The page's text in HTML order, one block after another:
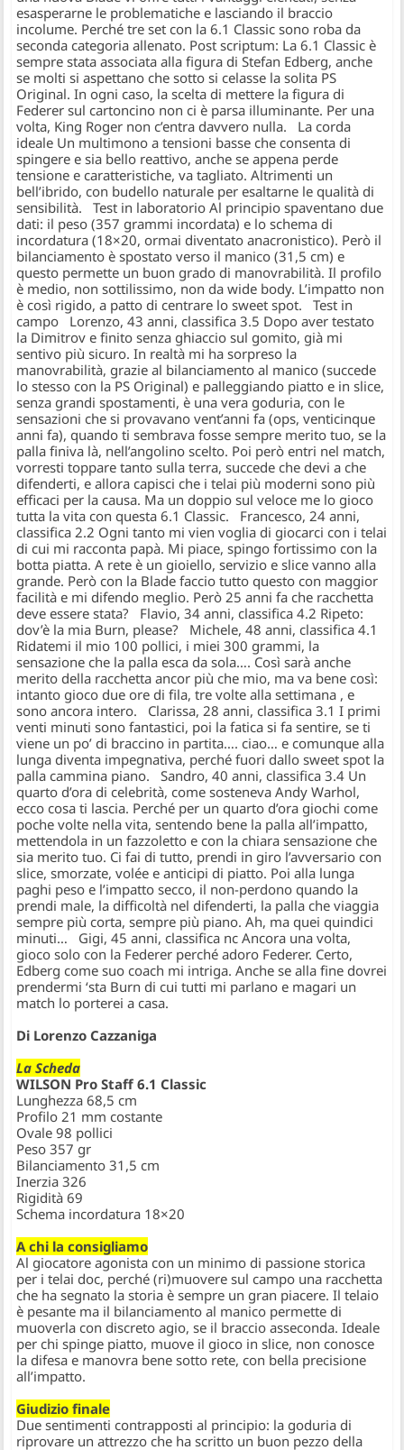
esasperarne le problematiche e lasciando il braccio
incolume. Perché tre set con la 6.1 Classic sono roba da
seconda categoria allenato. Post scriptum: La 6.1 Classic è
sempre stata associata alla figura di Stefan Edberg, anche
se molti si aspettano che sotto si celasse la solita PS
Original. In ogni caso, la scelta di mettere la figura di
Federer sul cartoncino non ci è parsa illuminante. Per una
volta, King Roger non c’entra davvero nulla. La corda
ideale Un multimono a tensioni basse che consenta di
spingere e sia bello reattivo, anche se appena perde
tensione e caratteristiche, va tagliato. Altrimenti un
bell’ibrido, con budello naturale per esaltarne le qualità di
sensibilità. Test in laboratorio Al principio spaventano due
dati: il peso (357 grammi incordata) e lo schema di
incordatura (18×20, ormai diventato anacronistico). Però il
bilanciamento è spostato verso il manico (31,5 cm) e
questo permette un buon grado di manovrabilità. Il profilo
è medio, non sottilissimo, non da wide body. L’impatto non
è così rigido, a patto di centrare lo sweet spot. Test in
campo Lorenzo, 43 anni, classifica 3.5 Dopo aver testato
la Dimitrov e finito senza ghiaccio sul gomito, già mi
sentivo più sicuro. In realtà mi ha sorpreso la
manovrabilità, grazie al bilanciamento al manico (succede
lo stesso con la PS Original) e palleggiando piatto e in slice,
senza grandi spostamenti, è una vera goduria, con le
sensazioni che si provavano vent’anni fa (ops, venticinque
anni fa), quando ti sembrava fosse sempre merito tuo, se la
palla finiva là, nell’angolino scelto. Poi però entri nel match,
vorresti toppare tanto sulla terra, succede che devi a che
difenderti, e allora capisci che i telai più moderni sono più
efficaci per la causa. Ma un doppio sul veloce me lo gioco
tutta la vita con questa 6.1 Classic. Francesco, 24 anni,
classifica 2.2 Ogni tanto mi vien voglia di giocarci con i telai
di cui mi racconta papà. Mi piace, spingo fortissimo con la
botta piatta. A rete è un gioiello, servizio e slice vanno alla
grande. Però con la Blade faccio tutto questo con maggior
facilità e mi difendo meglio. Però 25 anni fa che racchetta
deve essere stata? Flavio, 34 anni, classifica 4.2 Ripeto:
dov’è la mia Burn, please? Michele, 48 anni, classifica 4.1
Ridatemi il mio 100 pollici, i miei 300 grammi, la
sensazione che la palla esca da sola…. Così sarà anche
merito della racchetta ancor più che mio, ma va bene così:
intanto gioco due ore di fila, tre volte alla settimana , e
sono ancora intero. Clarissa, 28 anni, classifica 3.1 I primi
venti minuti sono fantastici, poi la fatica si fa sentire, se ti
viene un po’ di braccino in partita…. ciao… e comunque alla
lunga diventa impegnativa, perché fuori dallo sweet spot la
palla cammina piano. Sandro, 40 anni, classifica 3.4 Un
quarto d’ora di celebrità, come sosteneva Andy Warhol,
ecco cosa ti lascia. Perché per un quarto d’ora giochi come
poche volte nella vita, sentendo bene la palla all’impatto,
mettendola in un fazzoletto e con la chiara sensazione che
sia merito tuo. Ci fai di tutto, prendi in giro l’avversario con
slice, smorzate, volée e anticipi di piatto. Poi alla lunga
paghi peso e l’impatto secco, il non-perdono quando la
prendi male, la difficoltà nel difenderti, la palla che viaggia
sempre più corta, sempre più piano. Ah, ma quei quindici
minuti… Gigi, 45 anni, classifica nc Ancora una volta,
gioco solo con la Federer perché adoro Federer. Certo,
Edberg come suo coach mi intriga. Anche se alla fine dovrei
prendermi ‘sta Burn di cui tutti mi parlano e magari un
match lo porterei a casa.
Di Lorenzo Cazzaniga
La Scheda
WILSON Pro Staff 6.1 Classic
Lunghezza 68,5 cm
Profilo 21 mm costante
Ovale 98 pollici
Peso 357 gr
Bilanciamento 31,5 cm
Inerzia 326
Rigidità 69
Schema incordatura 18×20
A chi la consigliamo
Al giocatore agonista con un minimo di passione storica
per i telai doc, perché (ri)muovere sul campo una racchetta
che ha segnato la storia è sempre un gran piacere. Il telaio
è pesante ma il bilanciamento al manico permette di
muoverla con discreto agio, se il braccio asseconda. Ideale
per chi spinge piatto, muove il gioco in slice, non conosce
la difesa e manovra bene sotto rete, con bella precisione
all’impatto.
Giudizio finale
Due sentimenti contrapposti al principio: la goduria di
riprovare un attrezzo che ha scritto un buon pezzo della